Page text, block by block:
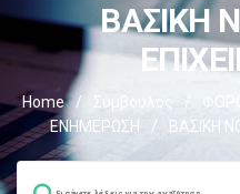
ΒΑΣΙΚΗ
Home / Σύμβουλος /
ΕΝΗΜΕΡΩΣΗ
/ ΒΑΣΙΚΗ